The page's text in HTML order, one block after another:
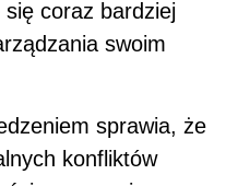
coraz bardziej
swoim
sprawia, że
konfliktów